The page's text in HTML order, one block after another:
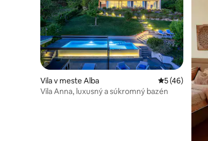
Vila v meste Alba Priemerné
5 (46)
Vila Anna, luxusný a súkromný bazén